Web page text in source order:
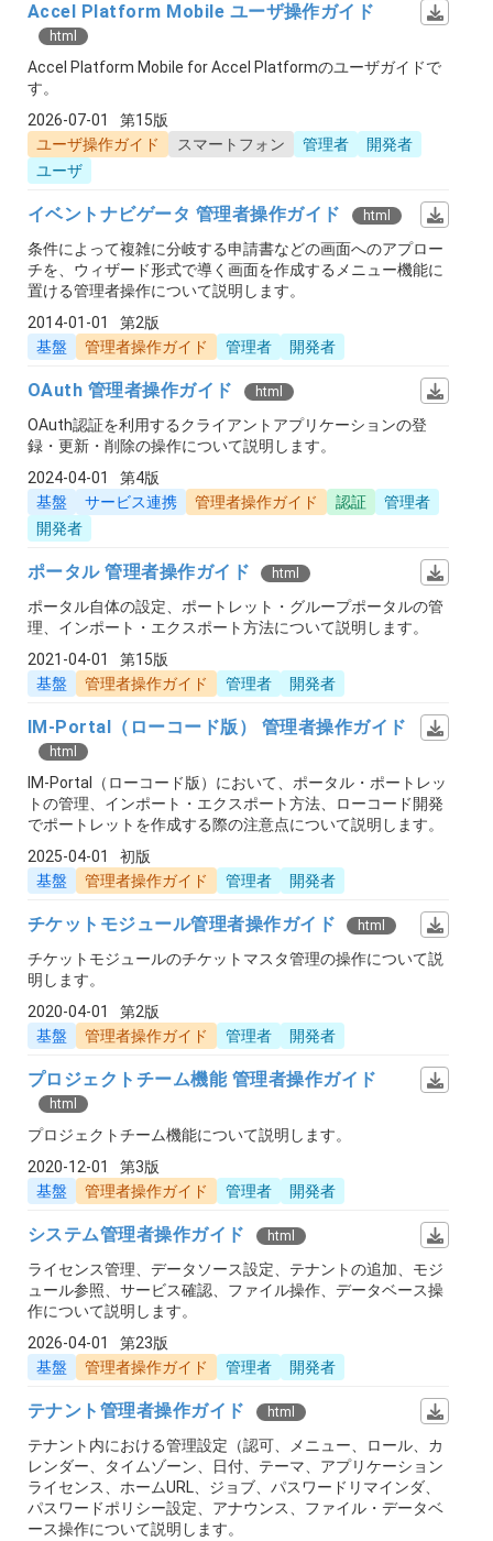
Accel Platform Mobile ユーザ操作ガイド
html
Accel Platform Mobile for Accel Platformのユーザガイドで
す。
2026-07-01
第15版
ユーザ操作ガイド
スマートフォン 管理者
開発者
ユーザ
イベントナビゲータ 管理者操作ガイド html
条件によって複雑に分岐する申請書などの画面へのアプロー
チを、ウィザード形式で導く画面を作成するメニュー機能に
置ける管理者操作について説明します。
2014-01-01
第2版
基盤
管理者操作ガイド 管理者 開発者
OAuth 管理者操作ガイド html
OAuth認証を利用するクライアントアプリケーションの登
録・更新・削除の操作について説明します。
2024-04-01
第4版
基盤
サービス連携 管理者操作ガイド 認証
管理者
開発者
ポータル 管理者操作ガイド html
ポータル自体の設定、ポートレット・グループポータルの管
理、インポート・エクスポート方法について説明します。
2021-04-01
第15版
基盤
管理者操作ガイド 管理者 開発者
IM-Portal（ローコード版） 管理者操作ガイド
html
IM-Portal（ローコード版）において、ポータル・ポートレッ
トの管理、インポート・エクスポート方法、ローコード開発
でポートレットを作成する際の注意点について説明します。
2025-04-01
初版
基盤
管理者操作ガイド 管理者 開発者
チケットモジュール管理者操作ガイド html
チケットモジュールのチケットマスタ管理の操作について説
明します。
2020-04-01
第2版
基盤
管理者操作ガイド 管理者 開発者
プロジェクトチーム機能 管理者操作ガイド
html
プロジェクトチーム機能について説明します。
2020-12-01
第3版
基盤
管理者操作ガイド 管理者 開発者
システム管理者操作ガイド html
ライセンス管理、データソース設定、テナントの追加、モジ
ュール参照、サービス確認、ファイル操作、データベース操
作について説明します。
2026-04-01
第23版
基盤
管理者操作ガイド 管理者 開発者
テナント管理者操作ガイド html
テナント内における管理設定（認可、メニュー、ロール、カ
レンダー、タイムゾーン、日付、テーマ、アプリケーション
ライセンス、ホームURL、ジョブ、パスワードリマインダ、
パスワードポリシー設定、アナウンス、ファイル・データベ
ース操作について説明します。